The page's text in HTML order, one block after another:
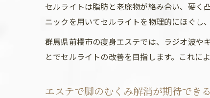
セルライトは脂肪と老廃物が絡み合い、硬く
ニックを用いてセルライトを物理的にほぐし
群馬県前橋市の痩身エステでは、ラジオ波や
とでセルライトの改善を目指します。これに
エステで脚のむくみ解消が期待でき